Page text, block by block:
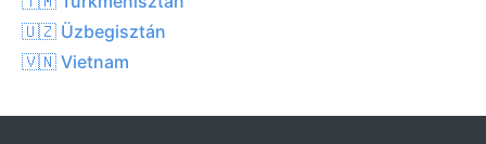
🇺🇿 Üzbegisztán
🇻🇳 Vietnam